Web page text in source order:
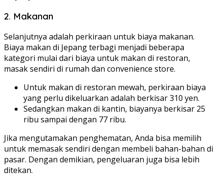
2. Makanan
Selanjutnya adalah perkiraan untuk biaya makanan.
Biaya makan di Jepang terbagi menjadi beberapa
kategori mulai dari biaya untuk makan di restoran,
masak sendiri di rumah dan convenience store.
Untuk makan di restoran mewah, perkiraan biaya
yang perlu dikeluarkan adalah berkisar 310 yen.
Sedangkan makan di kantin, biayanya berkisar 25
ribu sampai dengan 77 ribu.
Jika mengutamakan penghematan, Anda bisa memilih
untuk memasak sendiri dengan membeli bahan-bahan di
pasar. Dengan demikian, pengeluaran juga bisa lebih
ditekan.